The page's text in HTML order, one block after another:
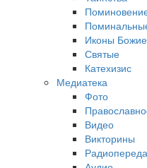
Иконы
Святые
Катехизис
Медиатека
Фото
Видео
Викторины